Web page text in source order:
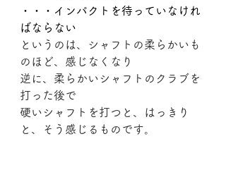
・・・インパクトを待っていなけれ
ばならない
というのは、シャフトの柔らかいも
のほど、感じなくなり
逆に、柔らかいシャフトのクラブを
打った後で
硬いシャフトを打つと、はっきり
と、そう感じるものです。